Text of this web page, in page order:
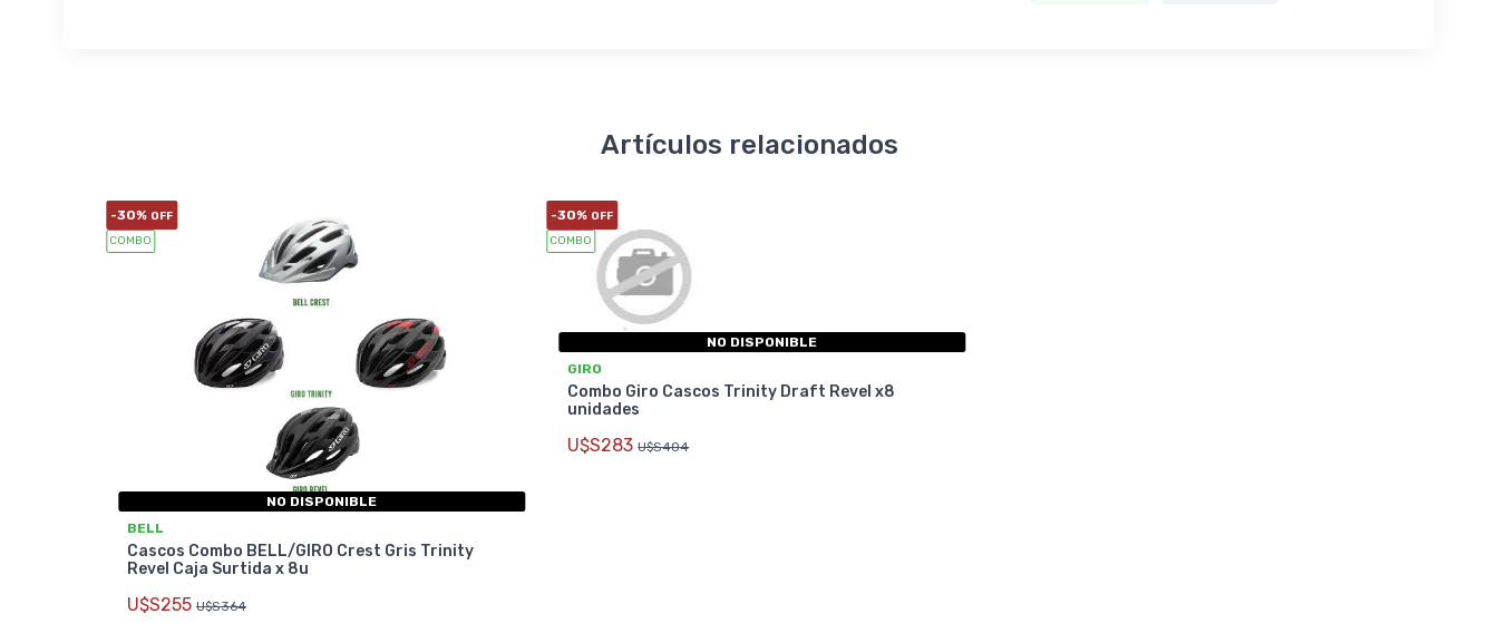
Artículos relacionados
-30% OFF
COMBO
NO DISPONIBLE
BELL
Cascos Combo BELL/GIRO Crest Gris Trinity
Revel Caja Surtida x 8u
U$S255 U$S364
-30% OFF
COMBO
NO DISPONIBLE
GIRO
Combo Giro Cascos Trinity Draft Revel x8
unidades
U$S283 U$S404